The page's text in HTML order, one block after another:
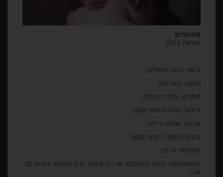
פלורטיים
ישראל 2024
בימוי: ברכי הישריק
הפקה: תמי כהן
תסריט: ברכי הישריק
צילום: בועז יהונתן יעקוב
עריכה: אילנה ריינה
עיצוב פסקול: יונתן יעקוב
מוסיקה: גל לב
בהשתתפות: הניה ברודבקר, ארי ברודבקר, גולן אזולאי, דורית לב
ארי